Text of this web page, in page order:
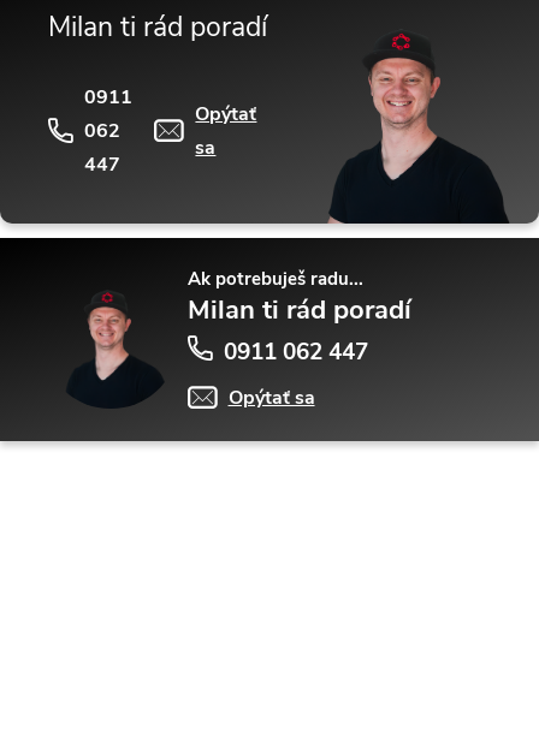
Milan ti rád poradí
0911
062
447
Opýtať
sa
Ak potrebuješ radu...
Milan ti rád poradí
0911 062 447
Opýtať sa